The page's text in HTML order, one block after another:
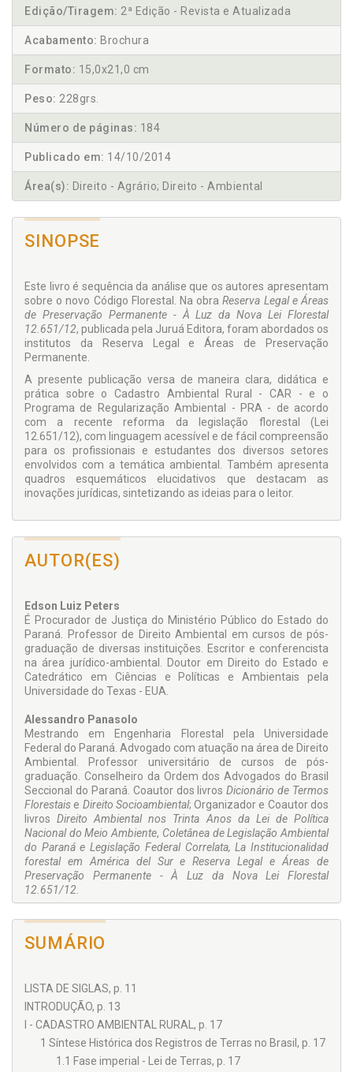
Edição/Tiragem: 2ª Edição - Revista e Atualizada
Acabamento: Brochura
Formato: 15,0x21,0 cm
Peso: 228grs.
Número de páginas: 184
Publicado em: 14/10/2014
Área(s): Direito - Agrário; Direito - Ambiental
SINOPSE
Este livro é sequência da análise que os autores apresentam
sobre o novo Código Florestal. Na obraReserva Legal e Áreas
de Preservação Permanente - À Luz da Nova Lei Florestal
12.651/12, publicada pela Juruá Editora, foram abordados os
institutos da Reserva Legal e Áreas de Preservação
Permanente.
A presente publicação versa de maneira clara, didática e
prática sobre o Cadastro Ambiental Rural - CAR - e o
Programa de Regularização Ambiental - PRA - de acordo
com a recente reforma da legislação florestal (Lei
12.651/12), com linguagem acessível e de fácil compreensão
para os profissionais e estudantes dos diversos setores
envolvidos com a temática ambiental. Também apresenta
quadros esquemáticos elucidativos que destacam as
inovações jurídicas, sintetizando as ideias para o leitor.
AUTOR(ES)
Edson Luiz Peters
É Procurador de Justiça do Ministério Público do Estado do
Paraná. Professor de Direito Ambiental em cursos de pós-
graduação de diversas instituições. Escritor e conferencista
na área jurídico-ambiental. Doutor em Direito do Estado e
Catedrático em Ciências e Políticas e Ambientais pela
Universidade do Texas - EUA.
Alessandro Panasolo
Mestrando em Engenharia Florestal pela Universidade
Federal do Paraná. Advogado com atuação na área de Direito
Ambiental. Professor universitário de cursos de pós-
graduação. Conselheiro da Ordem dos Advogados do Brasil
Seccional do Paraná. Coautor dos livrosDicionário de Termos
Florestais e Direito Socioambiental; Organizador e Coautor dos
livrosDireito Ambiental nos Trinta Anos da Lei de Política
Nacional do Meio Ambiente, Coletânea de Legislação Ambiental
do Paraná e Legislação Federal Correlata, La Institucionalidad
forestal em América del Sur e Reserva Legal e Áreas de
Preservação Permanente - À Luz da Nova Lei Florestal
12.651/12.
SUMÁRIO
LISTA DE SIGLAS, p. 11
INTRODUÇÃO, p. 13
I - CADASTRO AMBIENTAL RURAL, p. 17
1 Síntese Histórica dos Registros de Terras no Brasil, p. 17
1.1 Fase imperial - Lei de Terras, p. 17